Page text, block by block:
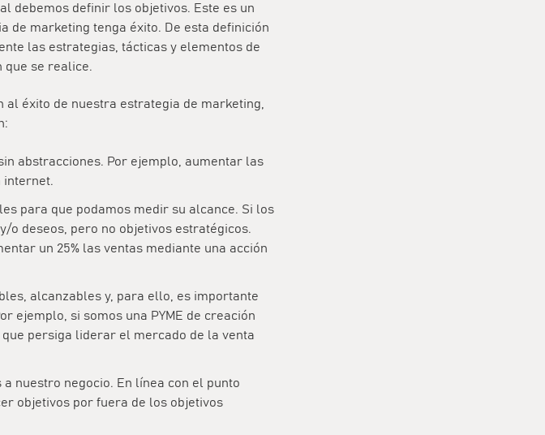
debemos definir los objetivos. Este es un
de marketing tenga éxito. De esta definición
las estrategias, tácticas y elementos de
que se realice.
éxito de nuestra estrategia de marketing,
abstracciones. Por ejemplo, aumentar las
internet.
para que podamos medir su alcance. Si los
o deseos, pero no objetivos estratégicos.
un 25% las ventas mediante una acción
alcanzables y, para ello, es importante
ejemplo, si somos una PYME de creación
persiga liderar el mercado de la venta
nuestro negocio. En línea con el punto
objetivos por fuera de los objetivos